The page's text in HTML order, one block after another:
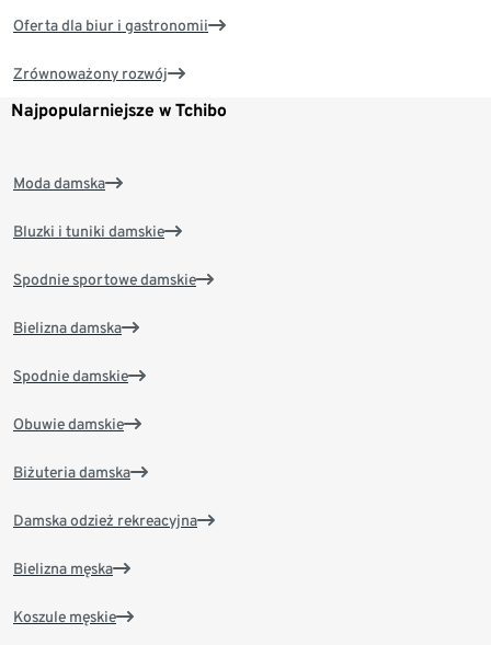
Oferta dla biur i gastronomii
Zrównoważony rozwój
Najpopularniejsze w Tchibo
Moda damska
Bluzki i tuniki damskie
Spodnie sportowe damskie
Bielizna damska
Spodnie damskie
Obuwie damskie
Biżuteria damska
Damska odzież rekreacyjna
Bielizna męska
Koszule męskie